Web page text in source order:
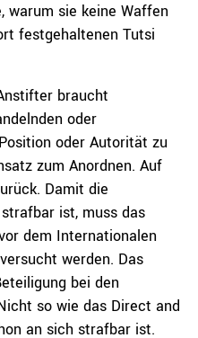
warum sie keine Waffen
festgehaltenen Tutsi
braucht
oder
oder Autorität zu
zum Anordnen. Auf
Damit die
ist, muss das
dem Internationalen
werden. Das
bei den
so wie das Direct and
an sich strafbar ist.